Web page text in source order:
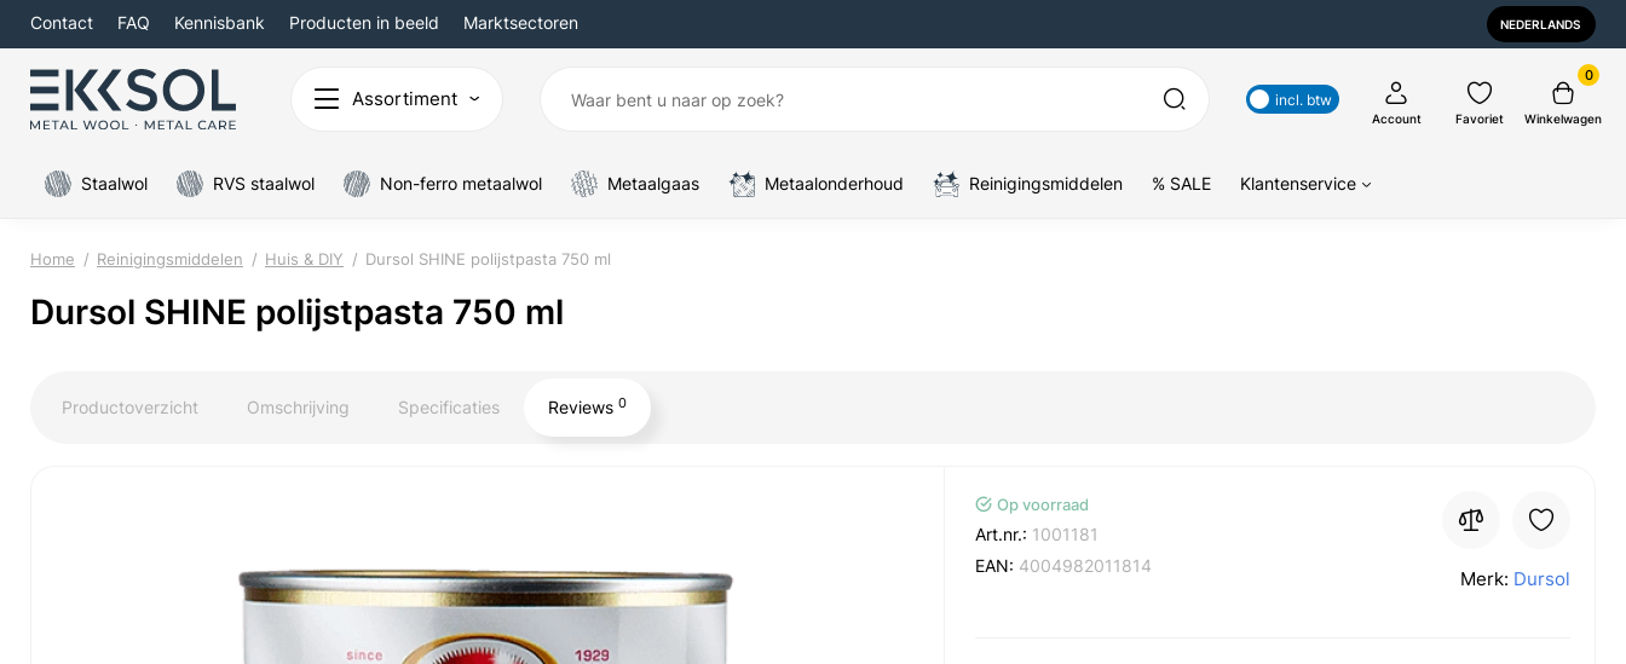
Contact FAQ Kennisbank Producten in beeld Marktsectoren NEDERLANDS
Assortiment incl. btw
Account Favoriet
0
Winkelwagen
Staalwol RVS staalwol Non-ferro metaalwol Metaalgaas Metaalonderhoud Reinigingsmiddelen % SALE Klantenservice
Home Reinigingsmiddelen Huis & DIY Dursol SHINE polijstpasta 750 ml
Dursol SHINE polijstpasta 750 ml
Productoverzicht Omschrijving Specificaties Reviews 0
Op voorraad
Art.nr.: 1001181
EAN: 4004982011814
Merk: Dursol